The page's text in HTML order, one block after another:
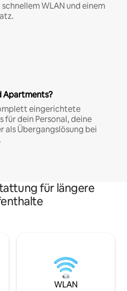
WLAN und einem
Apartments?
eingerichtete
für dein Personal, deine
Übergangslösung bei
für längere
WLAN